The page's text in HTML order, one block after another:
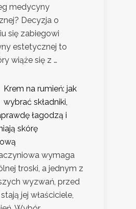
medycyny
Decyzja o
się zabiegowi
estetycznej to
wiąże się z …
Krem na rumień: jak
wybrać składniki,
łagodzą i
skórę
wymaga
troski, a jednym z
wyzwań, przed
jej właściciele,